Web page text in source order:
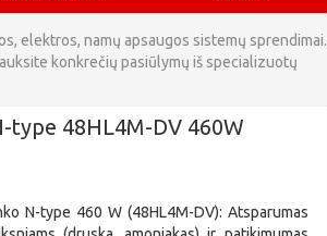
elektros, namų apsaugos sistemų sprendimai.
konkrečių pasiūlymų iš specializuotų
type 48HL4M-DV 460W
N-type 460 W (48HL4M-DV): Atsparumas